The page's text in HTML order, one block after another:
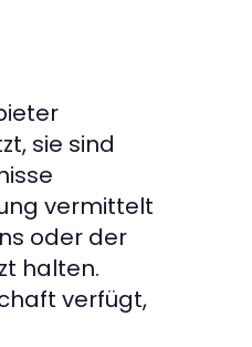
sie sind
vermittelt
oder der
halten.
verfügt,